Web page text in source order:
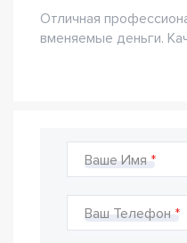
Отличная
вменяемые деньги.
Ваше Имя
Ваш Телефон